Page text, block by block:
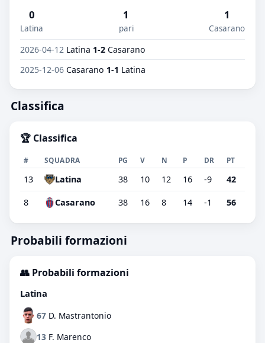
0
Latina
1
pari
1
Casarano
2026-04-12 Latina 1-2 Casarano
2025-12-06 Casarano 1-1 Latina
Classifica
🏆 Classifica
# SQUADRA PG V N P DR PT
13 Latina 38 10 12 16 -9 42
8 Casarano 38 16 8 14 -1 56
Probabili formazioni
👥 Probabili formazioni
Latina
67 D. Mastrantonio
13 F. Marenco